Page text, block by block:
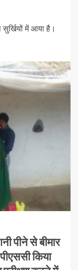
में आया है।
पीने से बीमार
किया